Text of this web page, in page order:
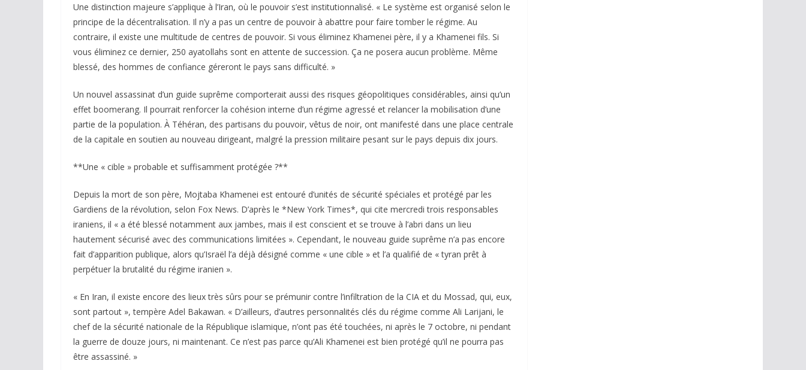
Une distinction majeure s’applique à l’Iran, où le pouvoir s’est institutionnalisé. « Le système est organisé selon le
principe de la décentralisation. Il n’y a pas un centre de pouvoir à abattre pour faire tomber le régime. Au
contraire, il existe une multitude de centres de pouvoir. Si vous éliminez Khamenei père, il y a Khamenei fils. Si
vous éliminez ce dernier, 250 ayatollahs sont en attente de succession. Ça ne posera aucun problème. Même
blessé, des hommes de confiance géreront le pays sans difficulté. »
Un nouvel assassinat d’un guide suprême comporterait aussi des risques géopolitiques considérables, ainsi qu’un
effet boomerang. Il pourrait renforcer la cohésion interne d’un régime agressé et relancer la mobilisation d’une
partie de la population. À Téhéran, des partisans du pouvoir, vêtus de noir, ont manifesté dans une place centrale
de la capitale en soutien au nouveau dirigeant, malgré la pression militaire pesant sur le pays depuis dix jours.
**Une « cible » probable et suffisamment protégée ?**
Depuis la mort de son père, Mojtaba Khamenei est entouré d’unités de sécurité spéciales et protégé par les
Gardiens de la révolution, selon Fox News. D’après le *New York Times*, qui cite mercredi trois responsables
iraniens, il « a été blessé notamment aux jambes, mais il est conscient et se trouve à l’abri dans un lieu
hautement sécurisé avec des communications limitées ». Cependant, le nouveau guide suprême n’a pas encore
fait d’apparition publique, alors qu’Israël l’a déjà désigné comme « une cible » et l’a qualifié de « tyran prêt à
perpétuer la brutalité du régime iranien ».
« En Iran, il existe encore des lieux très sûrs pour se prémunir contre l’infiltration de la CIA et du Mossad, qui, eux,
sont partout », tempère Adel Bakawan. « D’ailleurs, d’autres personnalités clés du régime comme Ali Larijani, le
chef de la sécurité nationale de la République islamique, n’ont pas été touchées, ni après le 7 octobre, ni pendant
la guerre de douze jours, ni maintenant. Ce n’est pas parce qu’Ali Khamenei est bien protégé qu’il ne pourra pas
être assassiné. »